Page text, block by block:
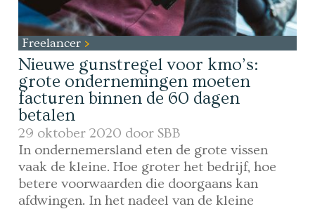
Freelancer
Nieuwe gunstregel voor kmo’s:
grote ondernemingen moeten
facturen binnen de 60 dagen
betalen
29 oktober 2020 doorSBB
In ondernemersland eten de grote vissen
vaak de kleine. Hoe groter het bedrijf, hoe
betere voorwaarden die doorgaans kan
afdwingen. In het nadeel van de kleine